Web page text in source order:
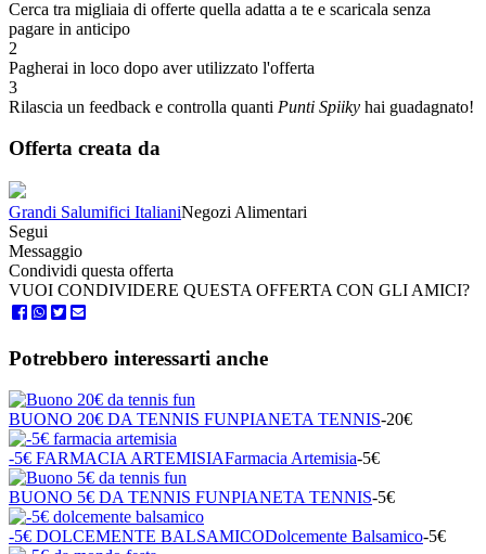
Cerca tra migliaia di offerte quella adatta a te e scaricala senza
pagare in anticipo
2
Pagherai in loco dopo aver utilizzato l'offerta
3
Rilascia un feedback e controlla quanti Punti Spiiky hai guadagnato!
Offerta creata da
Grandi Salumifici ItalianiNegozi Alimentari
Segui
Messaggio
Condividi questa offerta
VUOI CONDIVIDERE QUESTA OFFERTA CON GLI AMICI?
Potrebbero interessarti anche
BUONO 20€ DA TENNIS FUNPIANETA TENNIS-20€
-5€ FARMACIA ARTEMISIAFarmacia Artemisia-5€
BUONO 5€ DA TENNIS FUNPIANETA TENNIS-5€
-5€ DOLCEMENTE BALSAMICODolcemente Balsamico-5€